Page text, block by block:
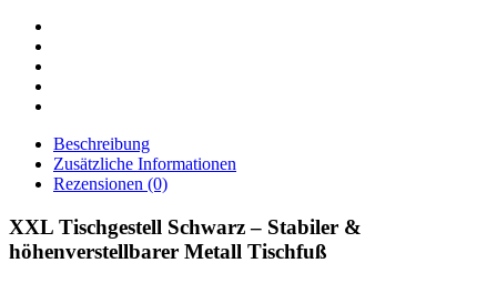
Beschreibung
Zusätzliche Informationen
Rezensionen (0)
XXL Tischgestell Schwarz – Stabiler &
höhenverstellbarer Metall Tischfuß